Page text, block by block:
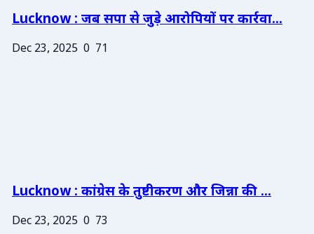
Lucknow : जब सपा से जुड़े आरोपियों पर कार्रवा...
Dec 23, 2025 0 71
Lucknow : कांग्रेस के तुष्टीकरण और जिन्ना की ...
Dec 23, 2025 0 73